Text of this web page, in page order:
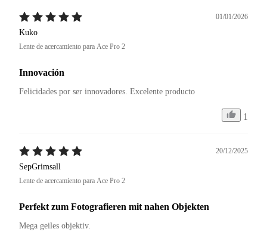
01/01/2026
Kuko
Lente de acercamiento para Ace Pro 2
Innovación
Felicidades por ser innovadores. Excelente producto
1
20/12/2025
SepGrimsall
Lente de acercamiento para Ace Pro 2
Perfekt zum Fotografieren mit nahen Objekten
Mega geiles objektiv.